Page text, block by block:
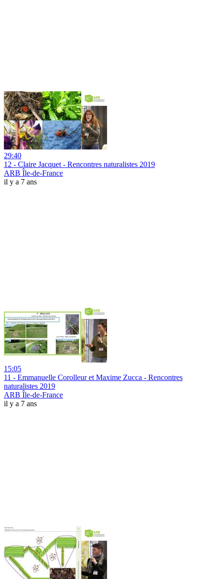
29:40
12 - Claire Jacquet - Rencontres naturalistes 2019
ARB Île-de-France
il y a 7 ans
15:05
11 - Emmanuelle Corolleur et Maxime Zucca - Rencontres
naturalistes 2019
ARB Île-de-France
il y a 7 ans